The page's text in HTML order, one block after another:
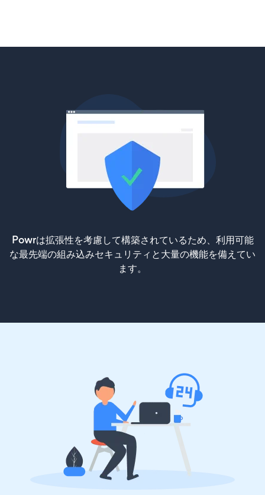
Powrは拡張性を考慮して構築されているため、利用可能
な最先端の組み込みセキュリティと大量の機能を備えてい
ます。